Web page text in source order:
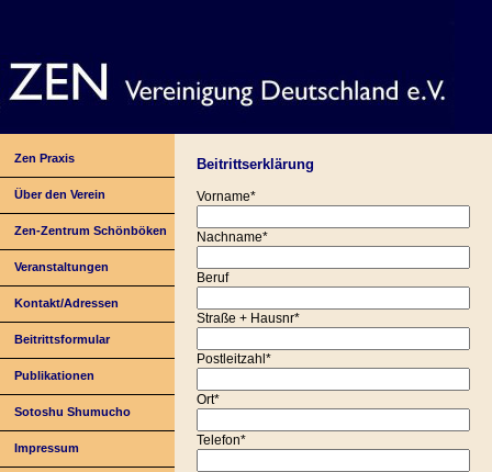
Zen Praxis
Über den Verein
Zen-Zentrum Schönböken
Veranstaltungen
Kontakt/Adressen
Beitrittsformular
Publikationen
Sotoshu Shumucho
Impressum
Beitrittserklärung
Vorname*
Nachname*
Beruf
Straße + Hausnr*
Postleitzahl*
Ort*
Telefon*